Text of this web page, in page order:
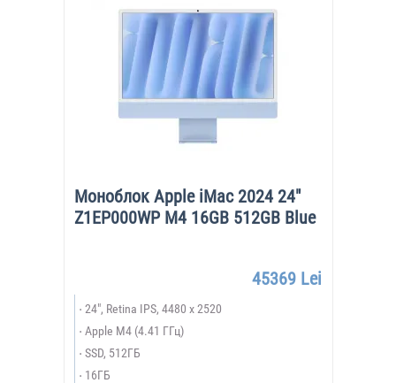
Моноблок Apple iMac 2024 24"
Z1EP000WP M4 16GB 512GB Blue
45369 Lei
24", Retina IPS, 4480 x 2520
Apple M4 (4.41 ГГц)
SSD, 512ГБ
16ГБ